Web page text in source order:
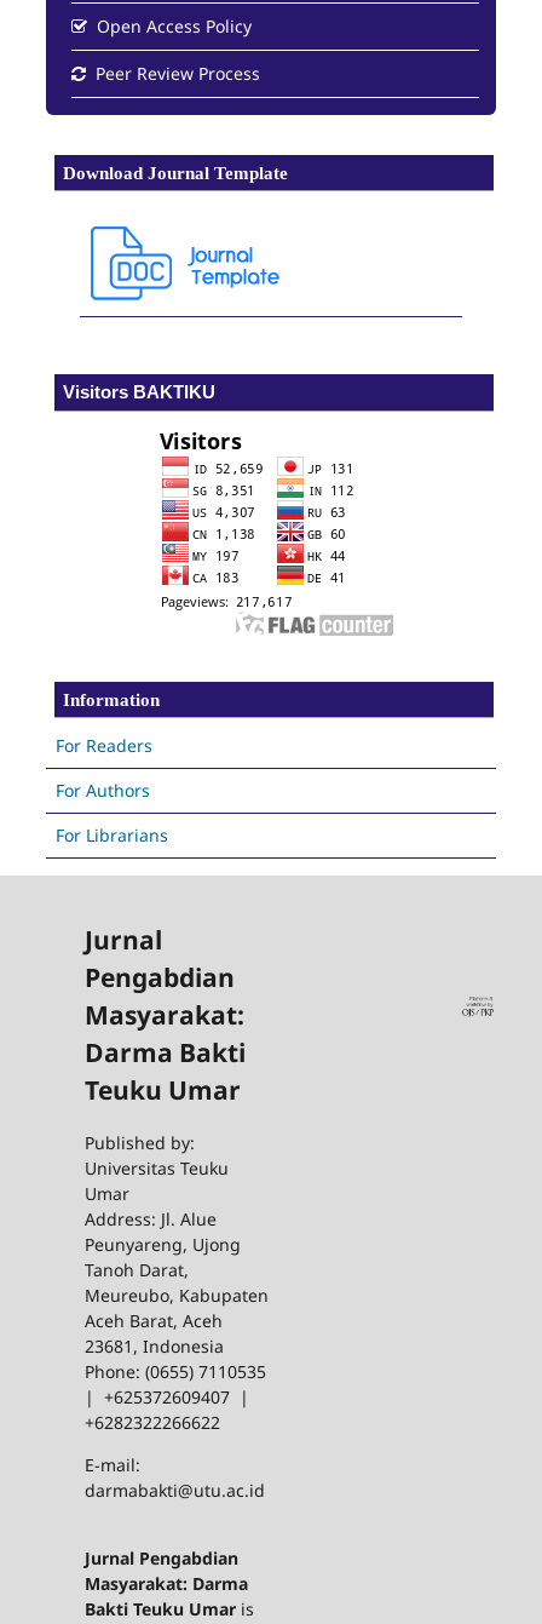
Open Access Policy
Peer Review Process
Download Journal Template
Visitors BAKTIKU
Information
For Readers
For Authors
For Librarians
Jurnal
Pengabdian
Masyarakat:
Darma Bakti
Teuku Umar
Published by:
Universitas Teuku
Umar
Address: Jl. Alue
Peunyareng, Ujong
Tanoh Darat,
Meureubo, Kabupaten
Aceh Barat, Aceh
23681, Indonesia
Phone: (0655) 7110535
| +625372609407 |
+6282322266622
E-mail:
darmabakti@utu.ac.id
Jurnal Pengabdian
Masyarakat: Darma
Bakti Teuku Umar is